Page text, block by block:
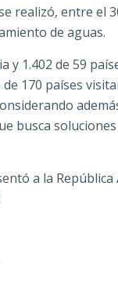
realizó, entre el
de aguas.
y 1.402 de 59
170 países
busca
a la